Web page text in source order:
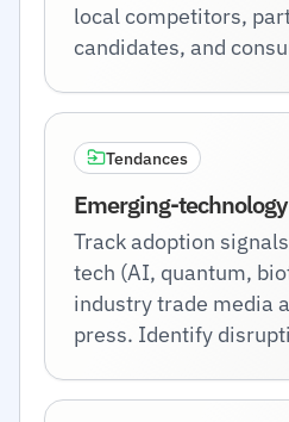
local competitors,
candidates, and
Tendances
Emerging-
Track adoption
tech (AI, quantum,
industry trade media
press. Identify